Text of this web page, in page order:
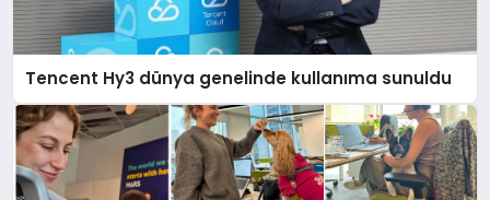
Tencent Hy3 dünya genelinde kullanıma sunuldu